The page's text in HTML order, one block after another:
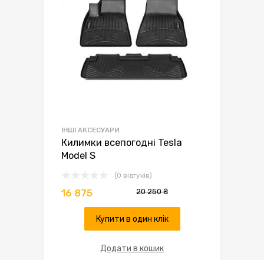
ІНШІ АКСЕСУАРИ
Килимки всепогодні Tesla
Model S
(0 відгуків)
20 250₴
16 875
Купити в один клік
Додати в кошик